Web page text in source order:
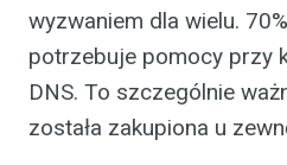
wyzwaniem dla wielu.
potrzebuje pomocy przy
DNS. To szczególnie
została zakupiona u